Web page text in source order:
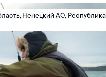
Ненецкий АО, Республика